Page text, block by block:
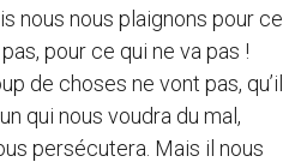
nous nous plaignons pour ce
pour ce qui ne va pas !
de choses ne vont pas, qu’il
qui nous voudra du mal,
persécutera. Mais il nous